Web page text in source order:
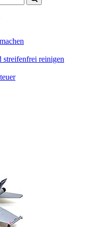
streifenfrei reinigen